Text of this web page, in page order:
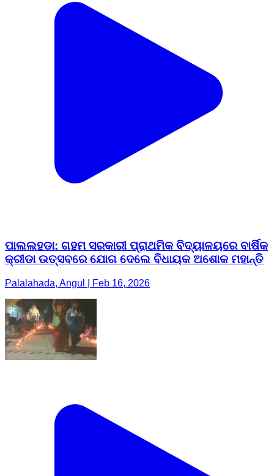
ପାଲଲହଡା: ଗହମ ସରକାରୀ ପ୍ରାଥମିକ ବିଦ୍ୟାଳୟରେ ବାର୍ଷିକ
କ୍ରୀଡା ଉତ୍ସବରେ ଯୋଗ ଦେଲେ ବିଧାୟକ ଅଶୋକ ମହାନ୍ତି
Palalahada, Angul | Feb 16, 2026